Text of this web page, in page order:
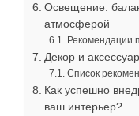
Освещение:
атмосферой
Рекомендации
Декор и
Список
Как успешно
ваш интерьер?